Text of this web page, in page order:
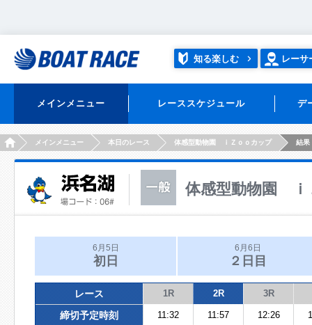
知る楽しむ レーサ
メインメニュー レーススケジュール デ
HOMEメインメニュー 本日のレース 体感型動物園 ｉＺｏｏカップ 結果
体感型動物園 ｉ
6月5日
初日
6月6日
２日目
レース 1R 2R 3R
締切予定時刻 11:32 11:57 12:26